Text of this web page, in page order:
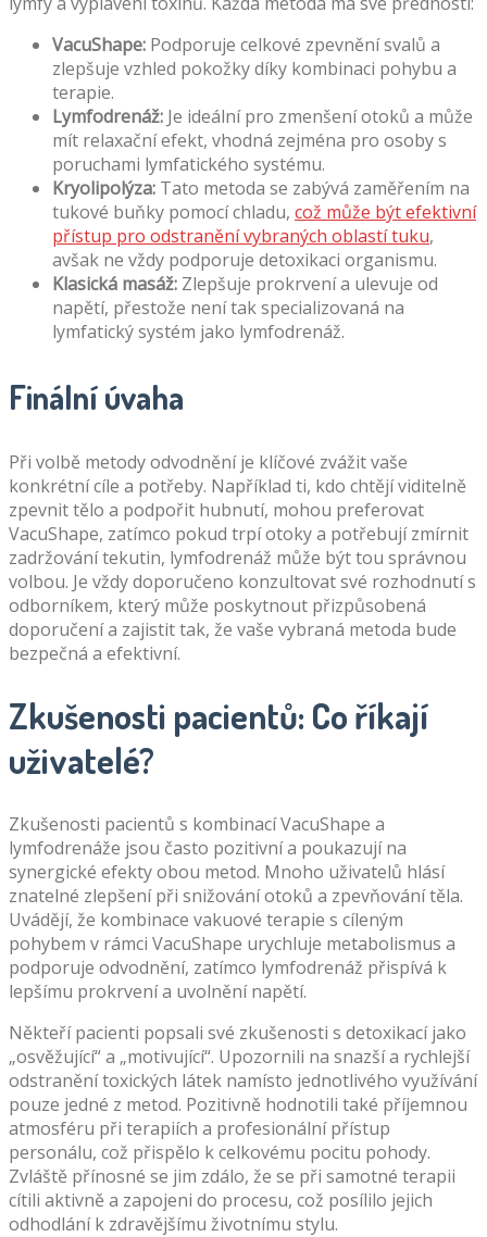
VacuShape: Podporuje celkové zpevnění svalů a
zlepšuje vzhled pokožky díky kombinaci pohybu a
terapie.
Lymfodrenáž: Je ideální pro zmenšení otoků a může
mít relaxační efekt, vhodná zejména pro osoby s
poruchami lymfatického systému.
Kryolipolýza: Tato metoda se zabývá zaměřením na
tukové buňky pomocí chladu, což může být efektivní
přístup pro odstranění vybraných oblastí tuku,
avšak ne vždy podporuje detoxikaci organismu.
Klasická masáž: Zlepšuje prokrvení a ulevuje od
napětí, přestože není tak specializovaná na
lymfatický systém jako lymfodrenáž.
Finální úvaha
Při volbě metody odvodnění je klíčové zvážit vaše
konkrétní cíle a potřeby. Například ti, kdo chtějí viditelně
zpevnit tělo a podpořit hubnutí, mohou preferovat
VacuShape, zatímco pokud trpí otoky a potřebují zmírnit
zadržování tekutin, lymfodrenáž může být tou správnou
volbou. Je vždy doporučeno konzultovat své rozhodnutí s
odborníkem, který může poskytnout přizpůsobená
doporučení a zajistit tak, že vaše vybraná metoda bude
bezpečná a efektivní.
Zkušenosti pacientů: Co říkají
uživatelé?
Zkušenosti pacientů s kombinací VacuShape a
lymfodrenáže jsou často pozitivní a poukazují na
synergické efekty obou metod. Mnoho uživatelů hlásí
znatelné zlepšení při snižování otoků a zpevňování těla.
Uvádějí, že kombinace vakuové terapie s cíleným
pohybem v rámci VacuShape urychluje metabolismus a
podporuje odvodnění, zatímco lymfodrenáž přispívá k
lepšímu prokrvení a uvolnění napětí.
Někteří pacienti popsali své zkušenosti s detoxikací jako
„osvěžující“ a „motivující“. Upozornili na snazší a rychlejší
odstranění toxických látek namísto jednotlivého využívání
pouze jedné z metod. Pozitivně hodnotili také příjemnou
atmosféru při terapiích a profesionální přístup
personálu, což přispělo k celkovému pocitu pohody.
Zvláště přínosné se jim zdálo, že se při samotné terapii
cítili aktivně a zapojeni do procesu, což posílilo jejich
odhodlání k zdravějšímu životnímu stylu.